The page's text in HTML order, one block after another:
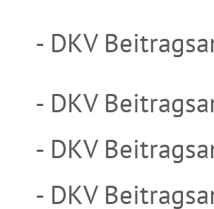
- DKV
- DKV
- DKV
- DKV